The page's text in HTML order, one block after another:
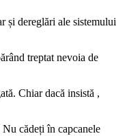
și dereglări ale sistemului
treptat nevoia de
Chiar dacă insistă ,
cădeți în capcanele